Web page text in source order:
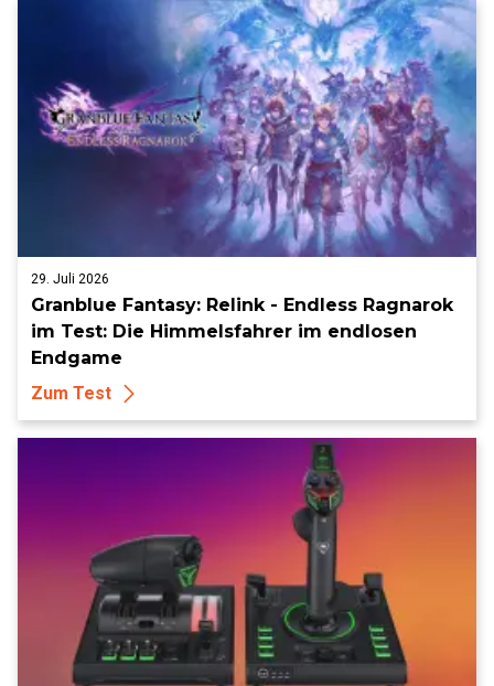
29. Juli 2026
Granblue Fantasy: Relink - Endless Ragnarok
im Test: Die Himmelsfahrer im endlosen
Endgame
Zum Test